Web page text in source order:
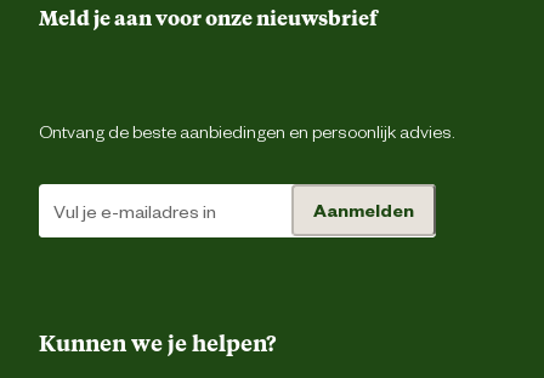
Meld je aan voor onze nieuwsbrief
Ontvang de beste aanbiedingen en persoonlijk advies.
Aanmelden
Kunnen we je helpen?